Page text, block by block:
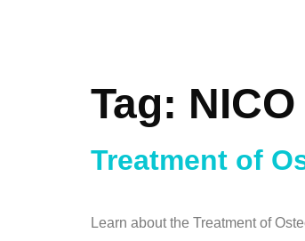
Tag: NICO
Treatment of
Learn about the Treatment of